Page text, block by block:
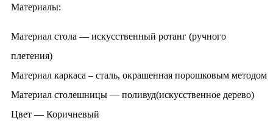
Материалы:
Материал стола — искусственный ротанг (ручного
плетения)
Материал каркаса – сталь, окрашенная порошковым методом
Материал столешницы — поливуд(искусственное дерево)
Цвет — Коричневый